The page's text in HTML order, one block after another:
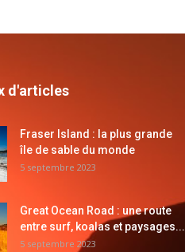
d'articles
Fraser Island : la plus grande
île de sable du monde
5 septembre 2023
Great Ocean Road : une route
entre surf, koalas et paysages...
5 septembre 2023